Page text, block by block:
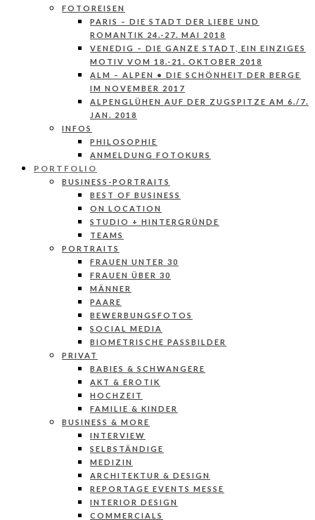
FOTOREISEN
PARIS – DIE STADT DER LIEBE UND
ROMANTIK 24.-27. MAI 2018
VENEDIG – DIE GANZE STADT, EIN EINZIGES
MOTIV VOM 18.-21. OKTOBER 2018
ALM – ALPEN • DIE SCHÖNHEIT DER BERGE
IM NOVEMBER 2017
ALPENGLÜHEN AUF DER ZUGSPITZE AM 6./7.
JAN. 2018
INFOS
PHILOSOPHIE
ANMELDUNG FOTOKURS
PORTFOLIO
BUSINESS-PORTRAITS
BEST OF BUSINESS
ON LOCATION
STUDIO + HINTERGRÜNDE
TEAMS
PORTRAITS
FRAUEN UNTER 30
FRAUEN ÜBER 30
MÄNNER
PAARE
BEWERBUNGSFOTOS
SOCIAL MEDIA
BIOMETRISCHE PASSBILDER
PRIVAT
BABIES & SCHWANGERE
AKT & EROTIK
HOCHZEIT
FAMILIE & KINDER
BUSINESS & MORE
INTERVIEW
SELBSTÄNDIGE
MEDIZIN
ARCHITEKTUR & DESIGN
REPORTAGE EVENTS MESSE
INTERIOR DESIGN
COMMERCIALS